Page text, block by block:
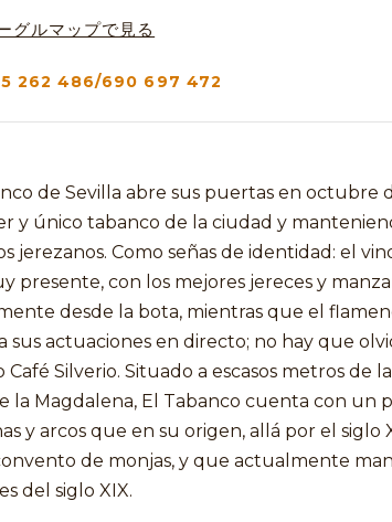
グルマップで見る
262 486/690 697 472
de Sevilla abre sus puertas en octubre
y único tabanco de la ciudad y
jerezanos. Como señas de identidad: el
presente, con los mejores jereces y
desde la bota, mientras que el
sus actuaciones en directo; no hay que
Silverio. Situado a escasos metros de
la Magdalena, El Tabanco cuenta con un
y arcos que en su origen, allá por el siglo
de monjas, y que actualmente
del siglo XIX.